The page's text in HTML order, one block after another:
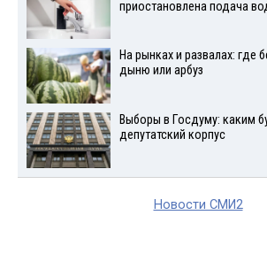
приостановлена подача
На рынках и развалах: где
дыню или арбуз
Выборы в Госдуму: каким
депутатский корпус
Новости СМИ2